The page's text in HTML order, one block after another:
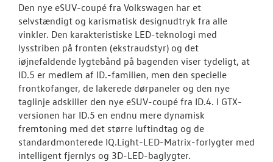
ID.5
ID. Cross
T-Roc
Den nye eSUV-coupé fra Volkswagen har et
selvstændigt og karismatisk designudtryk fra alle
vinkler. Den karakteristiske LED-teknologi med
lysstriben på fronten (ekstraudstyr) og det
iøjnefaldende lygtebånd på bagenden viser tydeligt, at
ID.5 er medlem af ID.-familien, men den specielle
frontkofanger, de lakerede dørpaneler og den nye
taglinje adskiller den nye eSUV-coupé fra ID.4. I GTX-
versionen har ID.5 en endnu mere dynamisk
fremtoning med det større luftindtag og de
standardmonterede IQ.Light-LED-Matrix-forlygter med
intelligent fjernlys og 3D-LED-baglygter.